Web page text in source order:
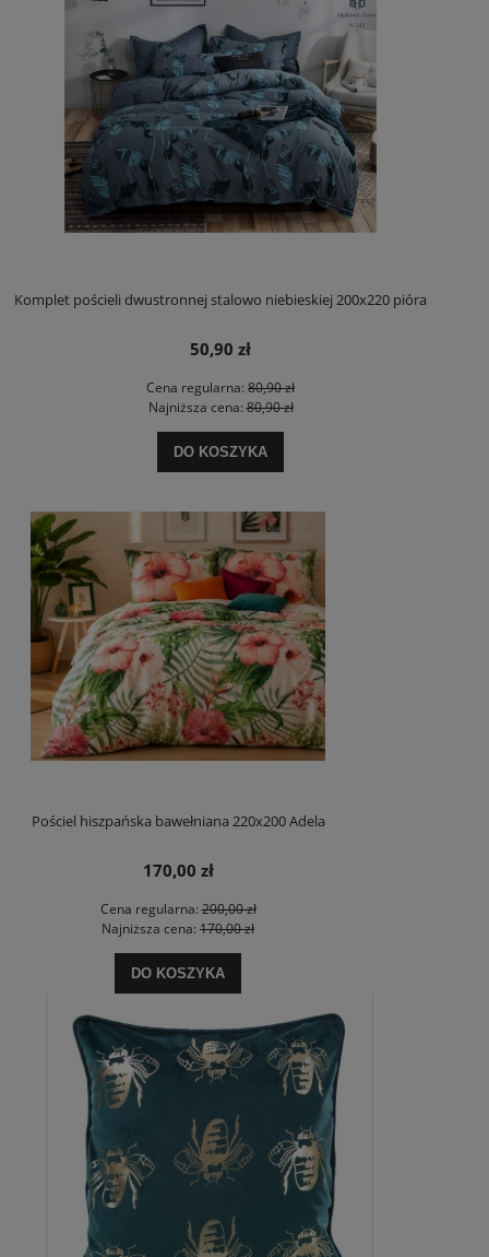
Komplet pościeli dwustronnej stalowo niebieskiej 200x220 pióra
50,90 zł
Cena regularna: 80,90 zł
Najniższa cena:80,90 zł
DO KOSZYKA
Pościel hiszpańska bawełniana 220x200 Adela
170,00 zł
Cena regularna:200,00 zł
Najniższa cena: 170,00 zł
DO KOSZYKA